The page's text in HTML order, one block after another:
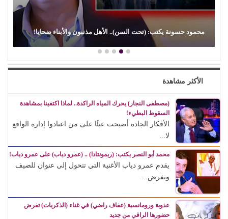
(الفن) والسياسة: عندما تتحول الريشة إلى سلاح
الأكثر مشاهدة
(مصطفى النجار) يحرك المياه الراكدة.. لماذا اكتفينا بمشاهدة
السقوط البطيء!
الأفكار الجادة أصبحت عبئًا على من اعتادوا إدارة الواقع
لا...
محمد أبو النصر يكتب: (ريمونتادا) .. (عمرو دياب) على عمرو دياب!
يقدم عمرو دياب الأغنية التي تتحول إلى عنوان للصيف
وتفرض...
عذوبة ورومانسية (عفاف راضي) في غناء (الذكريات) تفرض
حضورها الراقي من جديد